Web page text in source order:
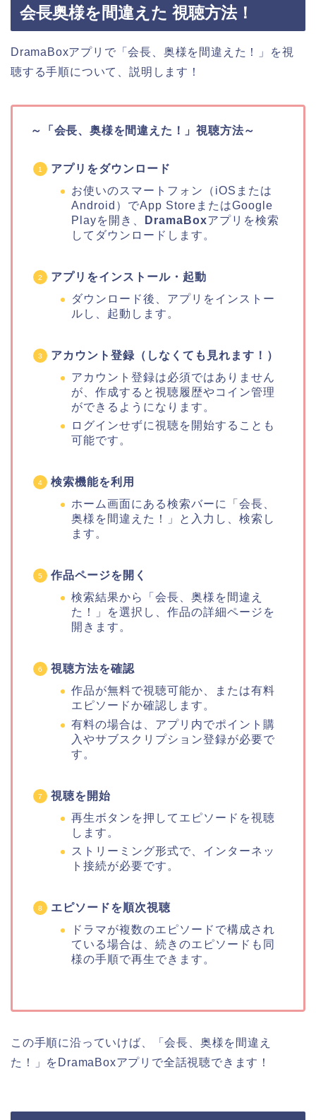
会長奥様を間違えた 視聴方法！
DramaBoxアプリで「会長、奥様を間違えた！」を視
聴する手順について、説明します！
～「会長、奥様を間違えた！」視聴方法～
アプリをダウンロード
お使いのスマートフォン（iOSまたは
Android）でApp StoreまたはGoogle
Playを開き、
DramaBoxアプリを検索
してダウンロードします。
アプリをインストール・起動
ダウンロード後、アプリをインストー
ルし、起動します。
アカウント登録（しなくても見れます！）
アカウント登録は必須ではありません
が、作成すると視聴履歴やコイン管理
ができるようになります。
ログインせずに視聴を開始することも
可能です。
検索機能を利用
ホーム画面にある検索バーに「会長、
奥様を間違えた！」と入力し、検索し
ます。
作品ページを開く
検索結果から「会長、奥様を間違え
た！」を選択し、作品の詳細ページを
開きます。
視聴方法を確認
作品が無料で視聴可能か、または有料
エピソードか確認します。
有料の場合は、アプリ内でポイント購
入やサブスクリプション登録が必要で
す。
視聴を開始
再生ボタンを押してエピソードを視聴
します。
ストリーミング形式で、インターネッ
ト接続が必要です。
エピソードを順次視聴
ドラマが複数のエピソードで構成され
ている場合は、続きのエピソードも同
様の手順で再生できます。
この手順に沿っていけば、「会長、奥様を間違え
た！」をDramaBoxアプリで全話視聴できます！